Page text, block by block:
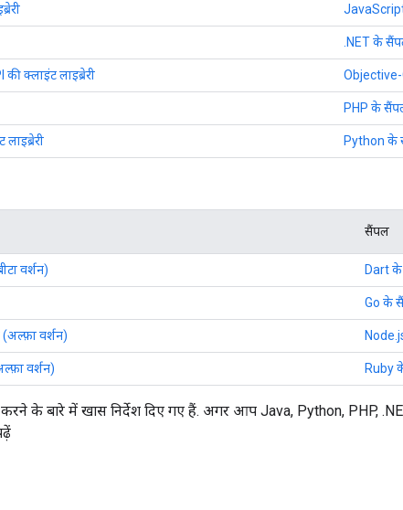
.NET के
क्लाइंट लाइब्रेरी
PHP के
Python के
सैंपल
वर्शन) Dart
Go के
(अल्फ़ा वर्शन)
वर्शन) Ruby
के बारे में खास निर्देश दिए गए हैं. अगर आप Java, Python, PHP,